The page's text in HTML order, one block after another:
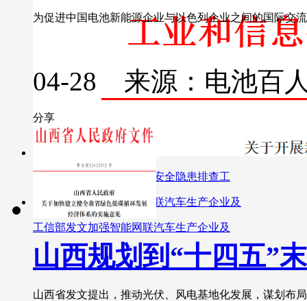
工信部：开展新能源汽车安全隐患排查工
工信部发文加强智能网联汽车生产企业及
为促进中国电池新能源企业与以色列企业之间的国际交
04-28 来源：电池百
分享
山西规划到“十四五”
山西省发文提出，推动光伏、风电基地化发展，谋划布